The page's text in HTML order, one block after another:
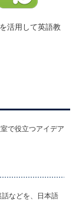
活用して英語教
で役立つアイデア
などを、日本語